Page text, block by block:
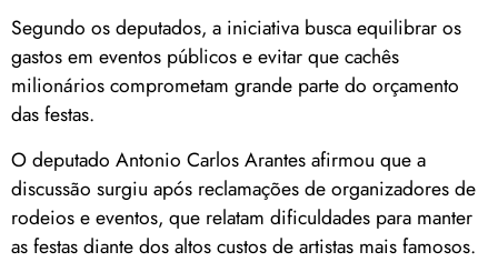
Segundo os deputados, a iniciativa busca equilibrar os
gastos em eventos públicos e evitar que cachês
milionários comprometam grande parte do orçamento
das festas.
O deputado Antonio Carlos Arantes afirmou que a
discussão surgiu após reclamações de organizadores de
rodeios e eventos, que relatam dificuldades para manter
as festas diante dos altos custos de artistas mais famosos.